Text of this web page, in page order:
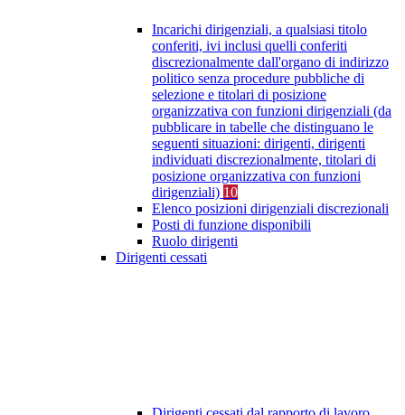
Incarichi dirigenziali, a qualsiasi titolo
conferiti, ivi inclusi quelli conferiti
discrezionalmente dall'organo di indirizzo
politico senza procedure pubbliche di
selezione e titolari di posizione
organizzativa con funzioni dirigenziali (da
pubblicare in tabelle che distinguano le
seguenti situazioni: dirigenti, dirigenti
individuati discrezionalmente, titolari di
posizione organizzativa con funzioni
dirigenziali) 10
Elenco posizioni dirigenziali discrezionali
Posti di funzione disponibili
Ruolo dirigenti
Dirigenti cessati